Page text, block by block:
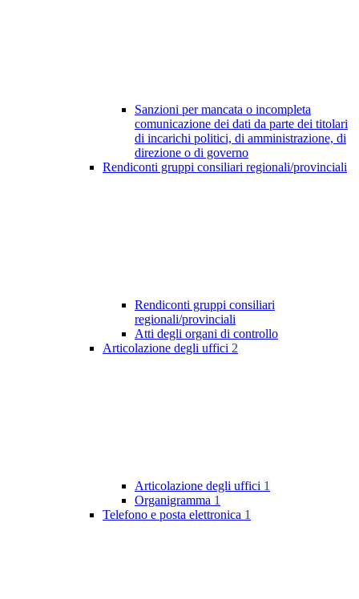
Sanzioni per mancata o incompleta
comunicazione dei dati da parte dei titolari
di incarichi politici, di amministrazione, di
direzione o di governo
Rendiconti gruppi consiliari regionali/provinciali
Rendiconti gruppi consiliari
regionali/provinciali
Atti degli organi di controllo
Articolazione degli uffici 2
Articolazione degli uffici 1
Organigramma 1
Telefono e posta elettronica 1